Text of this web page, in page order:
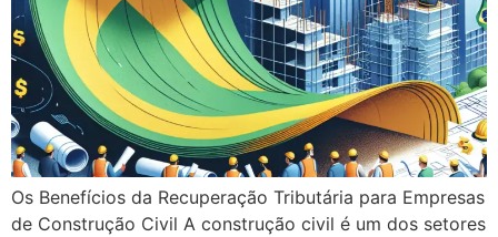
Os Benefícios da Recuperação Tributária para Empresas
de Construção Civil A construção civil é um dos setores